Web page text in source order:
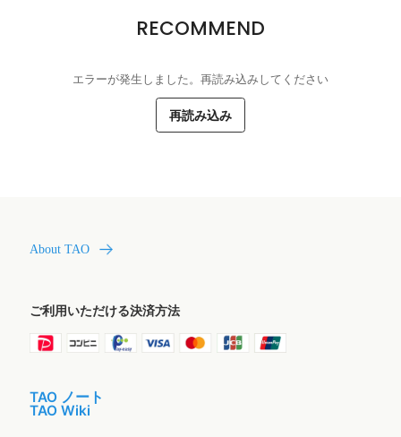
RECOMMEND
エラーが発生しました。再読み込みしてください
再読み込み
About TAO
ご利用いただける決済方法
TAO ノート
TAO Wiki